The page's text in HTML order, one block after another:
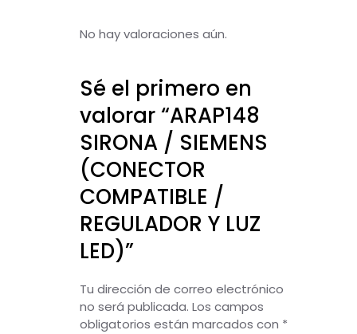
No hay valoraciones aún.
Sé el primero en
valorar “ARAP148
SIRONA / SIEMENS
(CONECTOR
COMPATIBLE /
REGULADOR Y LUZ
LED)”
Tu dirección de correo electrónico
no será publicada. Los campos
obligatorios están marcados con *